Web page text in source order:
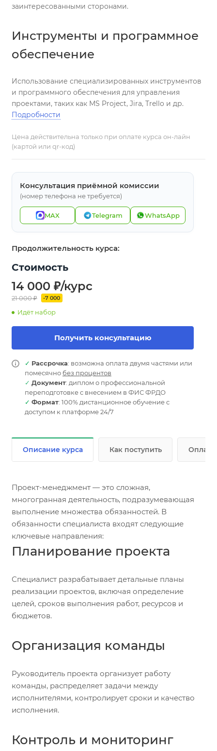
заинтересованными сторонами.
Инструменты и программное
обеспечение
Использование специализированных инструментов
и программного обеспечения для управления
проектами, таких как MS Project, Jira, Trello и др.
Подробности
Цена действительна только при оплате курса он-лайн
(картой или qr-код)
Консультация приёмной комиссии
(номер телефона не требуется)
MAX Telegram WhatsApp
Продолжительность курса:
Стоимость
14 000 ₽/курс
21 000 ₽ -7 000
Идёт набор
Получить консультацию
✓ Рассрочка: возможна оплата двумя частями или
помесячно без процентов
✓ Документ: диплом о профессиональной
переподготовке с внесением в ФИС ФРДО
✓ Формат: 100% дистанционное обучение с
доступом к платформе 24/7
Описание курса Как поступить Оплата
Проект-менеджмент — это сложная,
многогранная деятельность, подразумевающая
выполнение множества обязанностей. В
обязанности специалиста входят следующие
ключевые направления:
Планирование проекта
Специалист разрабатывает детальные планы
реализации проектов, включая определение
целей, сроков выполнения работ, ресурсов и
бюджетов.
Организация команды
Руководитель проекта организует работу
команды, распределяет задачи между
исполнителями, контролирует сроки и качество
исполнения.
Контроль и мониторинг